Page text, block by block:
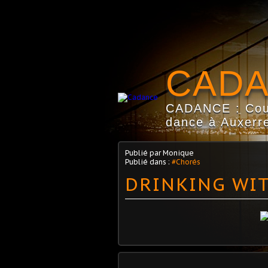
CADANCE :
dance à
Publié par Monique
Publié dans : #Chorés
DRINKING